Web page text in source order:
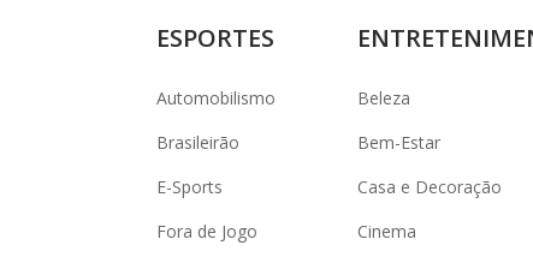
ESPORTES
Automobilismo
Brasileirão
E-Sports
Fora de Jogo
Beleza
Bem-Estar
Casa e Decoração
Cinema